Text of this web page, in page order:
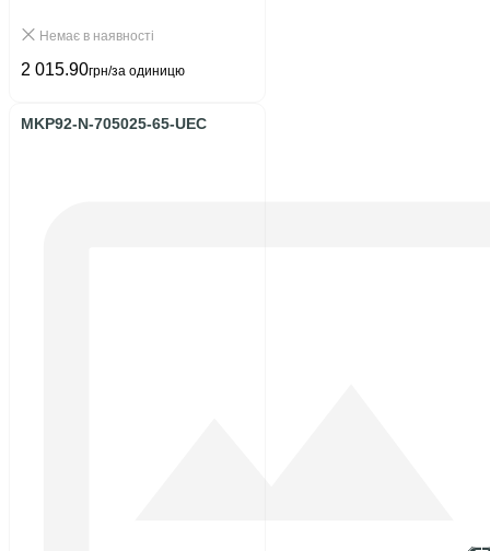
Немає в наявності
2 015.90грн/за одиницю
MKP92-N-705025-65-UEC